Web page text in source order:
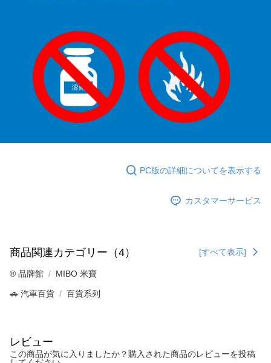
PC版の詳細についてを表示する
カスタマーサービス
商品関連カテゴリー（4） [すべて表示]
®️ 品牌館 MIBO 米寶
🚗 汽車百貨 百貨系列
レビュー
この商品が気に入りましたか？購入された商品のレビューを投稿